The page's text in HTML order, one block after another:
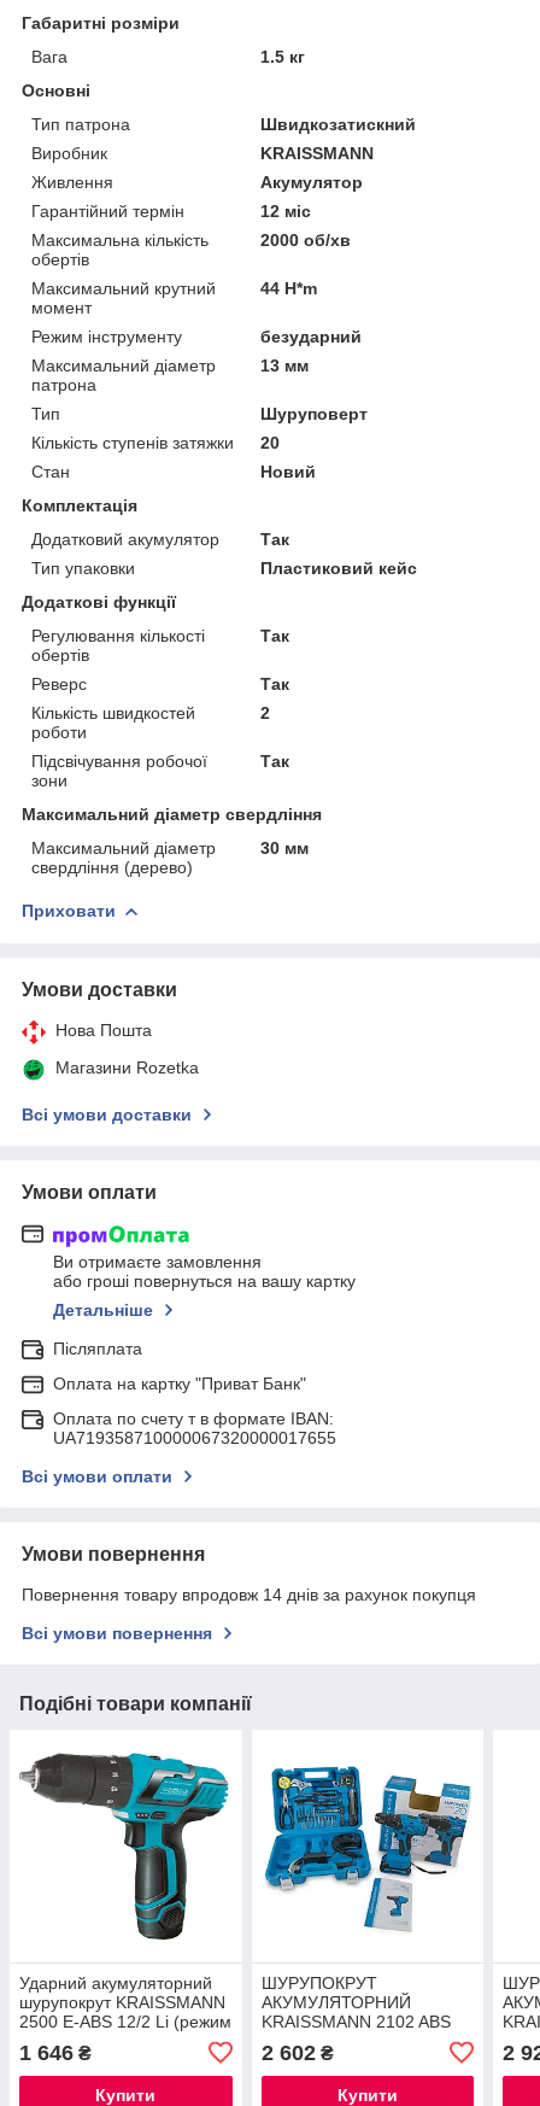
Габаритні розміри
Вага
1.5 кг
Основні
Тип патрона
Швидкозатискний
Виробник
KRAISSMANN
Живлення
Акумулятор
Гарантійний термін
12 міс
Максимальна кількість
обертів
2000 об/хв
Максимальний крутний
момент
44 H*m
Режим інструменту
безударний
Максимальний діаметр
патрона
13 мм
Тип
Шуруповерт
Кількість ступенів затяжки
20
Стан
Новий
Комплектація
Додатковий акумулятор
Так
Тип упаковки
Пластиковий кейс
Додаткові функції
Регулювання кількості
обертів
Так
Реверс
Так
Кількість швидкостей
роботи
2
Підсвічування робочої
зони
Так
Максимальний діаметр свердління
Максимальний діаметр
свердління (дерево)
30 мм
Приховати
Умови доставки
Нова Пошта
Магазини Rozetka
Всі умови доставки
Умови оплати
Ви отримаєте замовлення
або гроші повернуться на вашу картку
Детальніше
Післяплата
Оплата на картку "Приват Банк"
Оплата по счету т в формате IBAN:
UA719358710000067320000017655
Всі умови оплати
Умови повернення
Повернення товару впродовж 14 днів за рахунок покупця
Всі умови повернення
Подібні товари компанії
Ударний акумуляторний
шурупокрут KRAISSMANN
2500 E-ABS 12/2 Li (режим
1 646 ₴
Купити
ШУРУПОКРУТ
АКУМУЛЯТОРНИЙ
KRAISSMANN 2102 ABS
ІНСТРУМЕНТІВ) ®
2 602₴
Купити
2